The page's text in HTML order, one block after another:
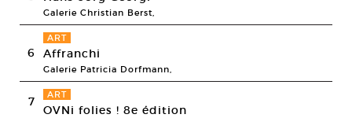
Galerie Christian Berst,
6
ART
Affranchi
Galerie Patricia Dorfmann,
7 ART
OVNi folies ! 8e édition